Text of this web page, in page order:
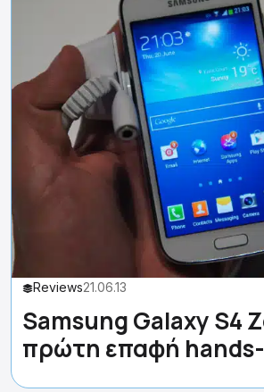
Reviews21.06.13
Samsung Galaxy S4
πρώτη επαφή